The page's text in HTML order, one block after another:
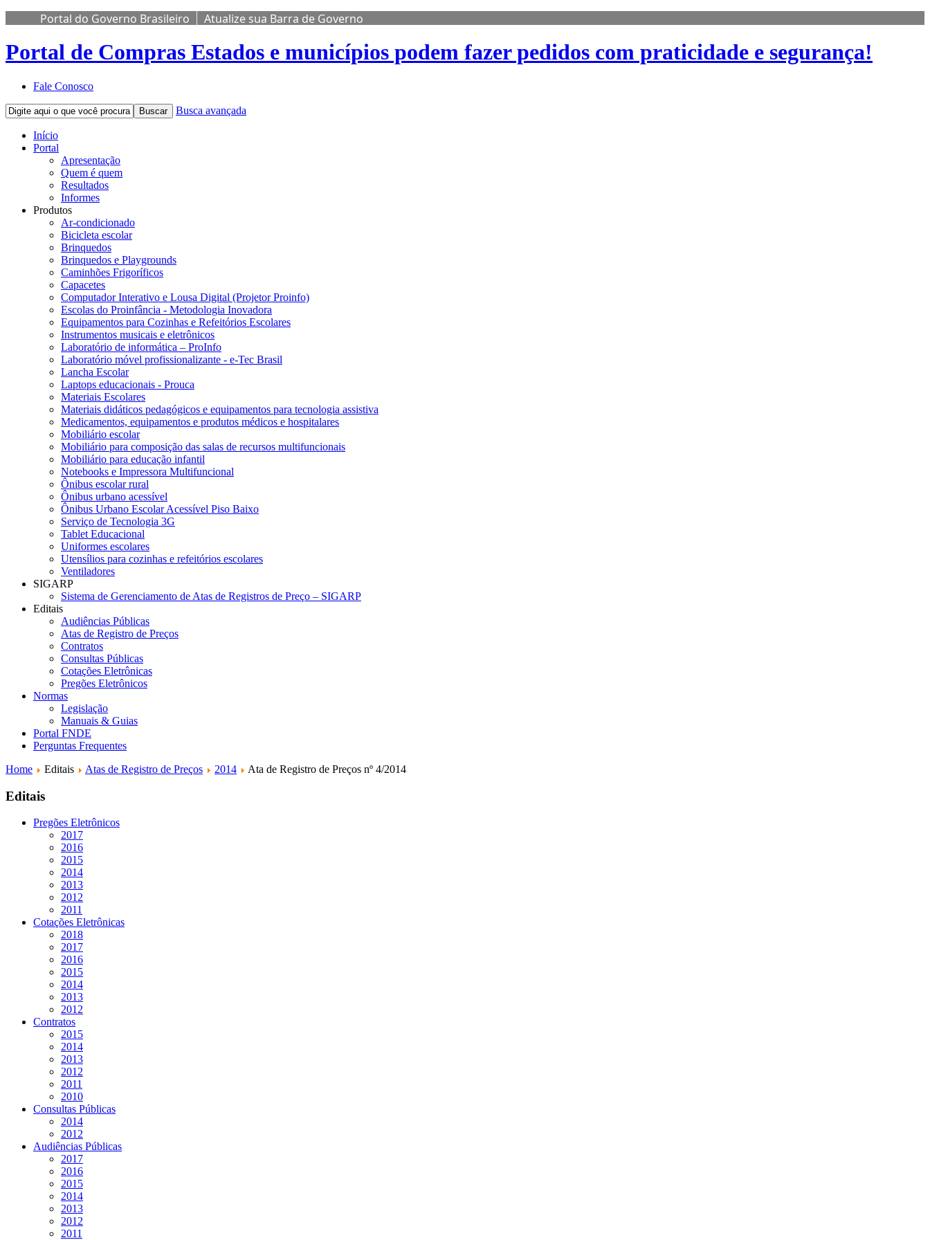
Portal do Governo Brasileiro Atualize sua Barra de Governo
Portal de Compras Estados e municípios podem fazer pedidos com praticidade e segurança!
Fale Conosco
Buscar Busca avançada
Início
Portal
Apresentação
Quem é quem
Resultados
Informes
Produtos
Ar-condicionado
Bicicleta escolar
Brinquedos
Brinquedos e Playgrounds
Caminhões Frigoríficos
Capacetes
Computador Interativo e Lousa Digital (Projetor Proinfo)
Escolas do Proinfância - Metodologia Inovadora
Equipamentos para Cozinhas e Refeitórios Escolares
Instrumentos musicais e eletrônicos
Laboratório de informática – ProInfo
Laboratório móvel profissionalizante - e-Tec Brasil
Lancha Escolar
Laptops educacionais - Prouca
Materiais Escolares
Materiais didáticos pedagógicos e equipamentos para tecnologia assistiva
Medicamentos, equipamentos e produtos médicos e hospitalares
Mobiliário escolar
Mobiliário para composição das salas de recursos multifuncionais
Mobiliário para educação infantil
Notebooks e Impressora Multifuncional
Ônibus escolar rural
Ônibus urbano acessível
Ônibus Urbano Escolar Acessível Piso Baixo
Serviço de Tecnologia 3G
Tablet Educacional
Uniformes escolares
Utensílios para cozinhas e refeitórios escolares
Ventiladores
SIGARP
Sistema de Gerenciamento de Atas de Registros de Preço – SIGARP
Editais
Audiências Públicas
Atas de Registro de Preços
Contratos
Consultas Públicas
Cotações Eletrônicas
Pregões Eletrônicos
Normas
Legislação
Manuais & Guias
Portal FNDE
Perguntas Frequentes
Home
Editais Atas de Registro de Preços 2014 Ata de Registro de Preços nº 4/2014
Editais
Pregões Eletrônicos
2017
2016
2015
2014
2013
2012
2011
Cotações Eletrônicas
2018
2017
2016
2015
2014
2013
2012
Contratos
2015
2014
2013
2012
2011
2010
Consultas Públicas
2014
2012
Audiências Públicas
2017
2016
2015
2014
2013
2012
2011